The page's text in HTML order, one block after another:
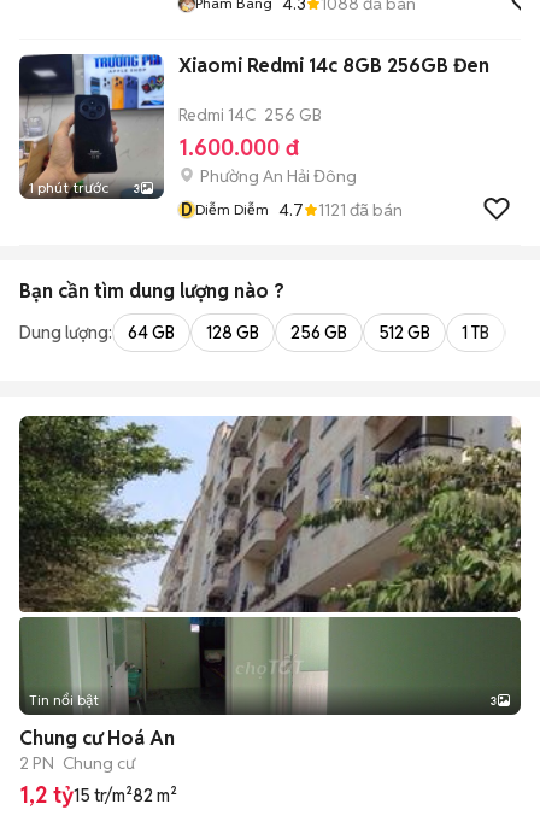
1 phút trước 3
Xiaomi Redmi 14c 8GB 256GB Đen
Redmi 14C 256 GB
1.600.000 đ
Phường An Hải Đông
DDiễm Diễm 4.7 1121 đã bán
Bạn cần tìm dung lượng nào ?
Dung lượng: 64 GB 128 GB 256 GB 512 GB 1 TB
Tin nổi bật 3
Chung cư Hoá An
2 PN Chung cư
1,2 tỷ15 tr/m²82 m²